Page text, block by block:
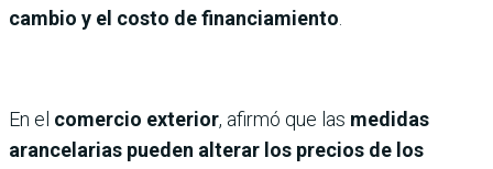
cambio y el costo de financiamiento
En el comercio exterior, afirmó que las medidas
arancelarias pueden alterar los precios de los